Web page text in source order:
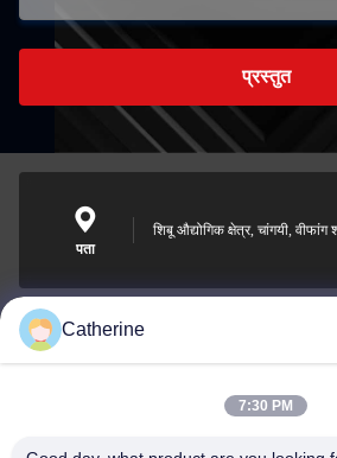
प्रस्तुत
पता
शिबू औद्योगिक क्षेत्र, चांगयी,
padraic@huayumachine.cn
Catherine
7:30 PM